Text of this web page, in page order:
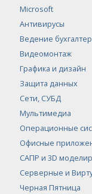
Microsoft
Антивирусы
Ведение
Видеомонтаж
Графика и дизайн
Защита данных
Сети, СУБД
Мультимедиа
Операционные
Офисные
САПР и 3D
Серверные и
Черная Пятница